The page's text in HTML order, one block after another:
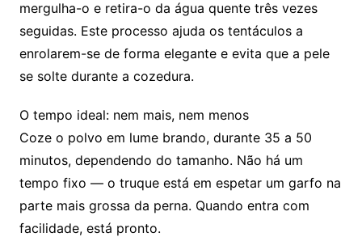
mergulha-o e retira-o da água quente três vezes
seguidas. Este processo ajuda os tentáculos a
enrolarem-se de forma elegante e evita que a pele
se solte durante a cozedura.
O tempo ideal: nem mais, nem menos
Coze o polvo em lume brando, durante 35 a 50
minutos, dependendo do tamanho. Não há um
tempo fixo — o truque está em espetar um garfo na
parte mais grossa da perna. Quando entra com
facilidade, está pronto.